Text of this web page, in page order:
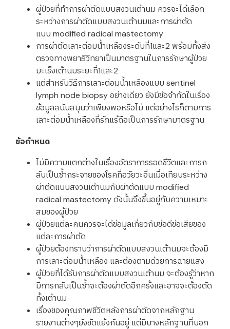
ผู้ป่วยที่ทำการผ่าตัดแบบสงวนเต้านม ควรจะได้เลือก
ระหว่างการผ่าตัดแบบสงวนเต้านมและการผ่าตัด
แบบ modified radical mastectomy
การผ่าตัดเลาะต่อมน้ำเหลืองระดับที่1และ2 พร้อมทั้งส่ง
ตรวจทางพยาธิวิทยาเป็นมาตรฐานในการรักษาผู้ป่วย
มะเร็งเต้านมระยะที่1และ2
แต่สำหรับวิธีการเลาะต่อมน้ำเหลืองแบบ sentinel
lymph node biopsy อย่างเดียว ยังมีข้อจำกัดในเรื่อง
ข้อมูลสนับสนุนว่าเพียงพอหรือไม่ แต่อย่างไรก็ตามการ
เลาะต่อมน้ำเหลืองที่รักแร้ถือเป็นการรักษามาตรฐาน
ข้อกำหนด
ไม่มีความแตกต่างในเรื่องอัตราการรอดชีวิตและการก
ลับเป็นซ้ำกระจายของโรคที่อวัยวะอื่นเมื่อเทียบระหว่าง
ผ่าตัดแบบสงวนเต้านมกับผ่าตัดแบบ modified
radical mastectomy ดังนั้นจึงขึ้นอยู่กับความเหมาะ
สมของผู้ป่วย
ผู้ป่วยแต่ละคนควรจะได้ข้อมูลเกี่ยวกับข้อดีข้อเสียของ
แต่ละการผ่าตัด
ผู้ป่วยต้องทราบว่าการผ่าตัดแบบสงวนเต้านมจะต้องมี
การเลาะต่อมน้ำเหลือง และต้องตามด้วยการฉายแสง
ผู้ป่วยที่ได้รับการผ่าตัดแบบสงวนเต้านม จะต้องรู้ว่าหาก
มีการกลับเป็นซ้ำจะต้องผ่าตัดอีกครั้งและอาจจะต้องตัด
ทั้งเต้านม
เรื่องของคุณภาพชีวิตหลังการผ่าตัดจากหลักฐาน
รายงานต่างๆยังขัดแย้งกันอยู่ แต่มีบางหลักฐานที่บอก